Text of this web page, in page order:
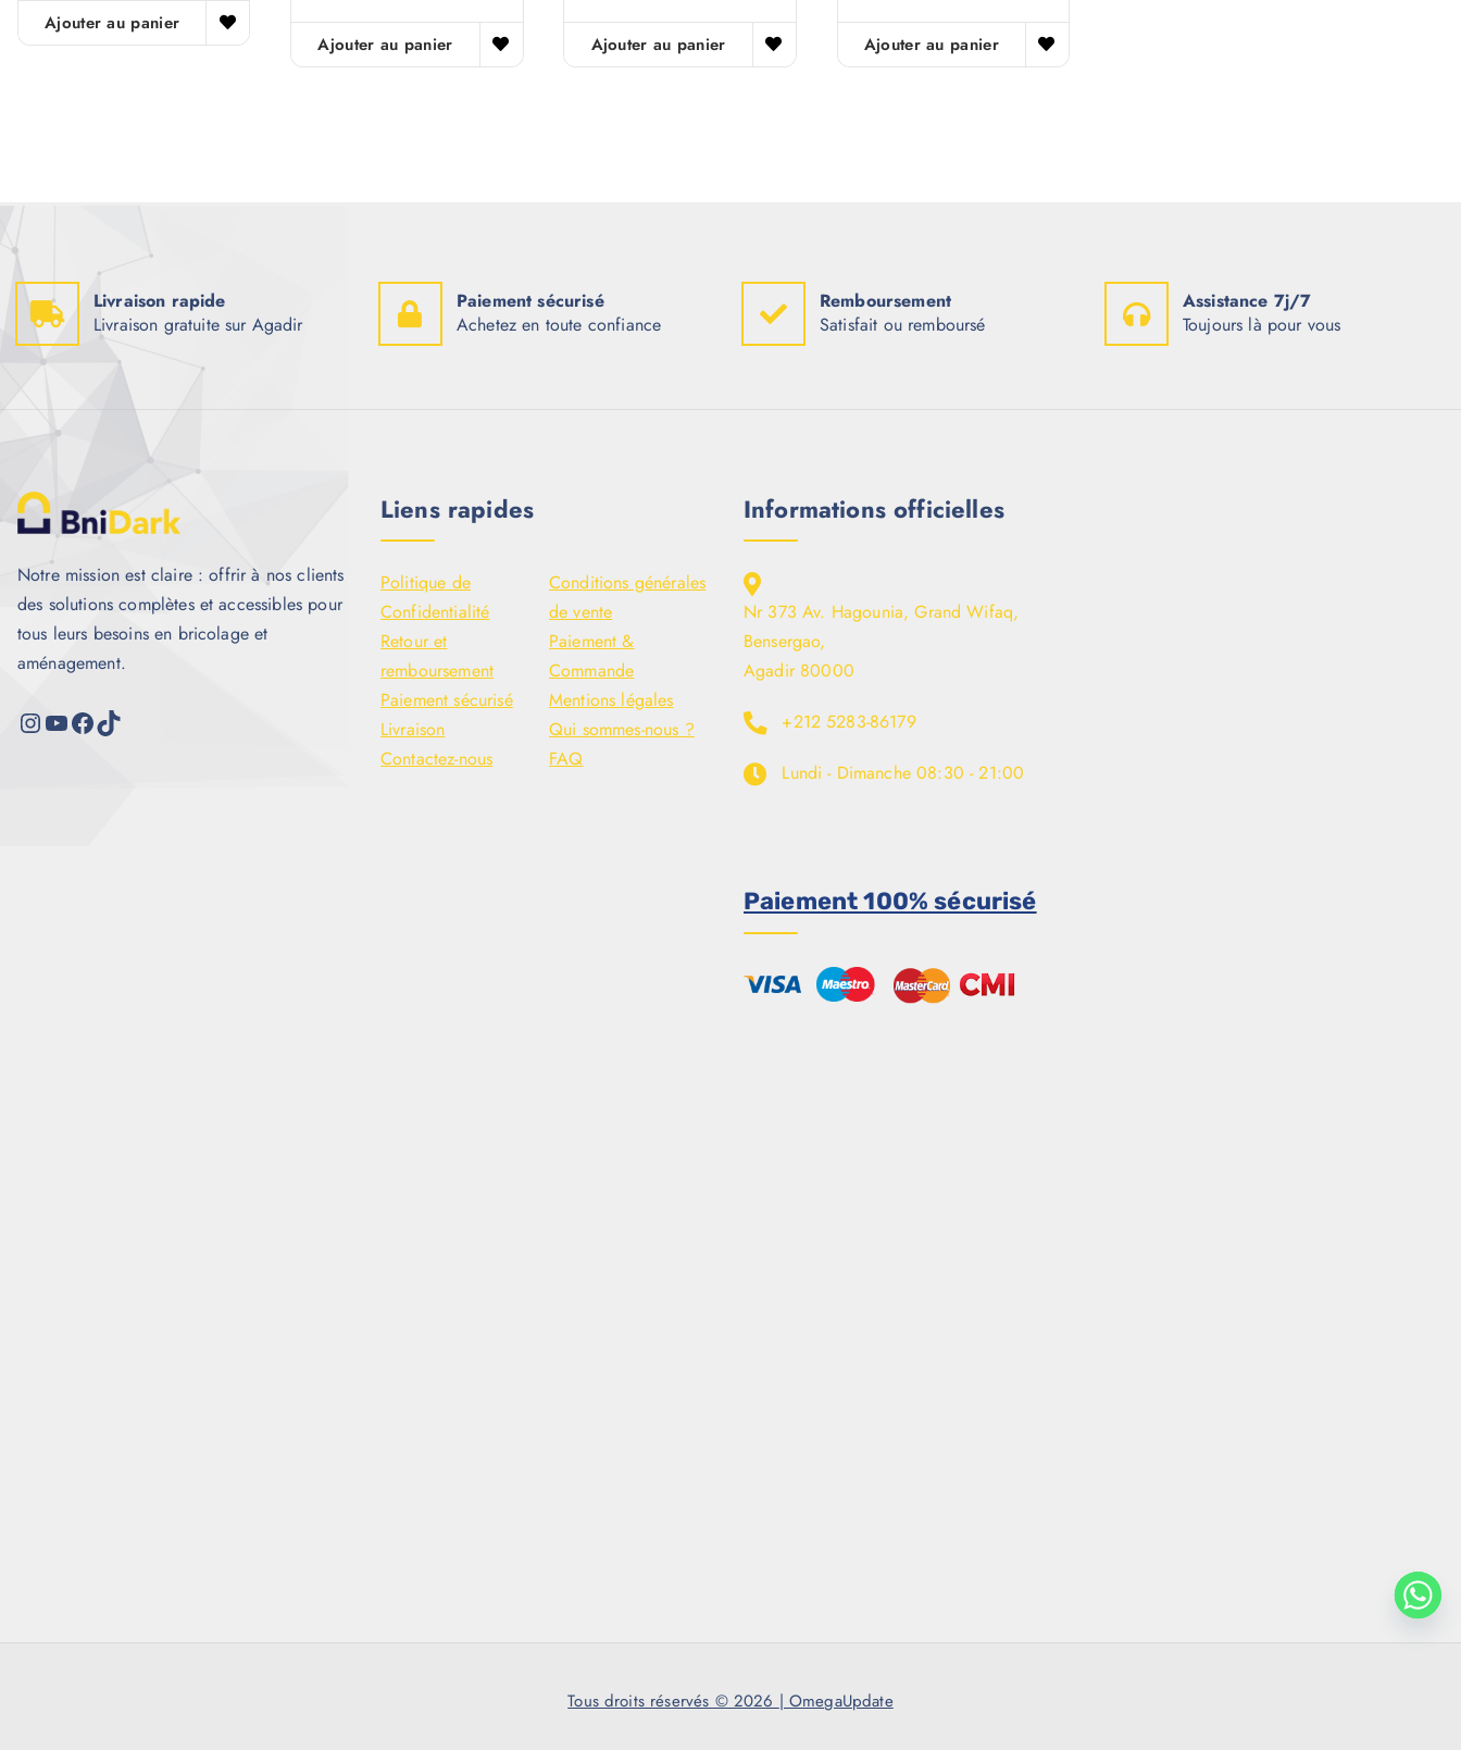
Ajouter au panier
Ajouter au panier Ajouter au panier Ajouter au panier
Livraison rapide
Livraison gratuite sur Agadir
Paiement sécurisé
Achetez en toute confiance
Remboursement
Satisfait ou remboursé
Assistance 7j/7
Toujours là pour vous
Notre mission est claire : offrir à nos clients
des solutions complètes et accessibles pour
tous leurs besoins en bricolage et
aménagement.
Liens rapides
Politique de
Confidentialité
Conditions générales
de vente
Retour et
remboursement
Paiement &
Commande
Paiement sécurisé
Mentions légales
Livraison
Qui sommes-nous ?
Contactez-nous
FAQ
Informations officielles
Nr 373 Av. Hagounia, Grand Wifaq,
Bensergao,
Agadir 80000
+212 5283-86179
Lundi - Dimanche 08:30 - 21:00
Paiement 100% sécurisé
Tous droits réservés © 2026|OmegaUpdate